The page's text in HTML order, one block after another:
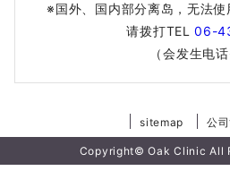
※国外、国内部分离岛，无法使
请拨打TEL06-
（会发生电话
sitemap 公
Copyright© Oak Clinic All